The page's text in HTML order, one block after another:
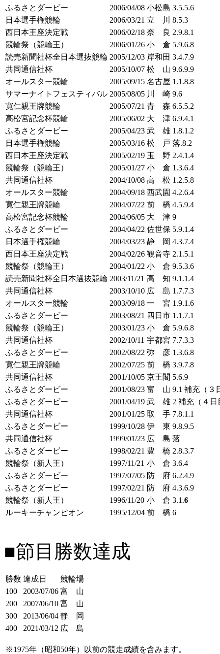
ふるさとダービー
2006/04/08 小松島 3.5.5.6
日本選手権競輪
2006/03/21 立 川
8.5.3
西日本王座決定戦
2006/02/18 奈 良 2.9.8.1
競輪祭（競輪王）
2006/01/26 小 倉 5.9.6.8
読売新聞社杯全日本選抜競輪 2005/12/03 岸和田 3.4.7.9
共同通信社杯
2005/10/07 松 山 9.6.9.9
オールスター競輪
2005/09/15 名古屋 1.1.8.8
サマーナイトフェスティバル 2005/08/05 川 崎 9.6
寛仁親王牌競輪
2005/07/21 青 森 6.5.5.2
高松宮記念杯競輪
2005/06/02 大 津 6.9.4.1
ふるさとダービー
2005/04/23 武 雄 1.8.1.2
日本選手権競輪
2005/03/16 松 戸 落.8.2
西日本王座決定戦
2005/02/19 玉 野 2.4.1.4
競輪祭（競輪王）
2005/01/27 小 倉 1.3.6.4
共同通信社杯
2004/10/08 高 松 1.2.5.8
オールスター競輪
2004/09/18 西武園 4.2.6.4
寛仁親王牌競輪
2004/07/22 前 橋 4.5.9.4
高松宮記念杯競輪
2004/06/05 大 津 9
ふるさとダービー
2004/04/22 佐世保 5.9.1.4
日本選手権競輪
2004/03/23 静 岡 4.3.7.4
西日本王座決定戦
2004/02/26 観音寺 2.1.5.1
競輪祭（競輪王）
2004/01/22 小 倉 9.5.3.6
読売新聞社杯全日本選抜競輪 2003/11/21 高 知 9.1.1.4
共同通信社杯
2003/10/10 広 島 1.7.7.3
オールスター競輪
2003/09/18 一 宮 1.9.1.6
ふるさとダービー
2003/08/21 四日市 1.1.7.1
競輪祭（競輪王）
2003/01/23 小 倉 5.9.6.8
共同通信社杯
2002/10/11 宇都宮 7.7.3.3
ふるさとダービー
2002/08/22 弥 彦 1.3.6.8
寛仁親王牌競輪
2002/07/25 前 橋 3.9.7.8
共同通信社杯
2001/10/05 京王閣 5.6.9
ふるさとダービー
2001/08/23 富 山 9.1 補充（３
ふるさとダービー
2001/04/19 武 雄 2 補充（４日
共同通信社杯
2001/01/25 取 手 7.8.1.1
ふるさとダービー
1999/10/28 伊 東 9.8.9.5
共同通信社杯
1999/01/23 広 島 落
ふるさとダービー
1998/02/21 豊 橋 2.8.3.7
競輪祭（新人王）
1997/11/21 小 倉 3.6.4
ふるさとダービー
1997/07/05 防 府 6.2.4.9
ふるさとダービー
1997/02/21 防 府 4.3.6.9
競輪祭（新人王）
1996/11/20 小 倉 3.1.6
ルーキーチャンピオン
1995/12/04 前 橋 6
■節目勝数達成
勝数 達成日
競輪場
100
2003/07/06 富 山
200
2007/06/10 富 山
300
2013/06/04 静 岡
400
2021/03/12 広 島
※1975年（昭和50年）以前の競走成績を含みます。